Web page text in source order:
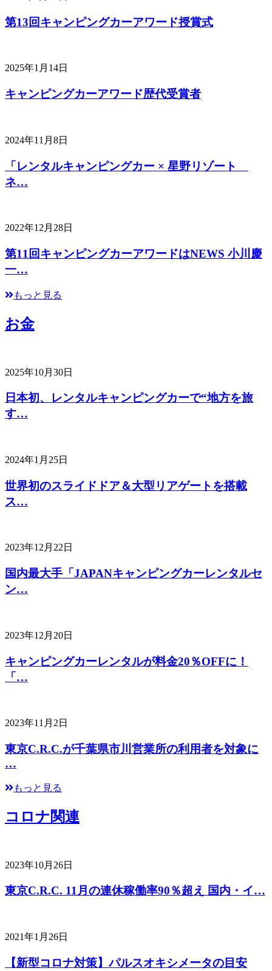
第13回キャンピングカーアワード授賞式
2025年1月14日
キャンピングカーアワード歴代受賞者
2024年11月8日
「レンタルキャンピングカー × 星野リゾート
ネ…
2022年12月28日
第11回キャンピングカーアワードはNEWS 小川慶
一…
もっと見る
お金
2025年10月30日
日本初、レンタルキャンピングカーで“地方を旅
す…
2024年1月25日
世界初のスライドドア＆大型リアゲートを搭載
ス…
2023年12月22日
国内最大手「JAPANキャンピングカーレンタルセ
ン…
2023年12月20日
キャンピングカーレンタルが料金20％OFFに！
「…
2023年11月2日
東京C.R.C.が千葉県市川営業所の利用者を対象に
…
もっと見る
コロナ関連
2023年10月26日
東京C.R.C. 11月の連休稼働率90％超え 国内・イ…
2021年1月26日
【新型コロナ対策】パルスオキシメータの目安